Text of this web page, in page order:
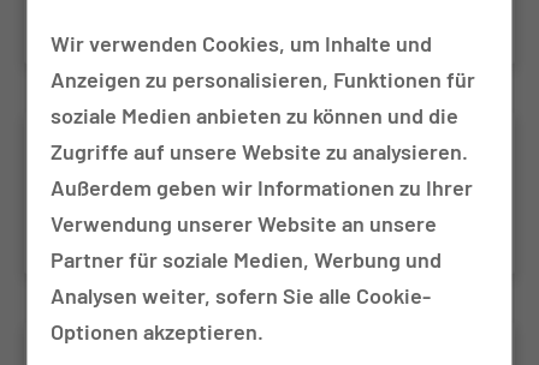
Der besondere Fall im Rettungsdienst
Wenn es außergewöhnlich wird!
Wir verwenden Cookies, um Inhalte und
Anzeigen zu personalisieren, Funktionen für
soziale Medien anbieten zu können und die
Zugriffe auf unsere Website zu analysieren.
Außerdem geben wir Informationen zu Ihrer
Verwendung unserer Website an unsere
Partner für soziale Medien, Werbung und
Analysen weiter, sofern Sie alle Cookie-
Optionen akzeptieren.